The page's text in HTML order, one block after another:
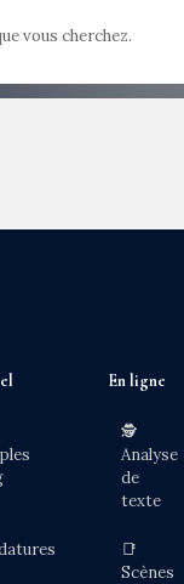
vous cherchez.
En ligne
🕵️
Analyse
de
texte
📑
Scènes